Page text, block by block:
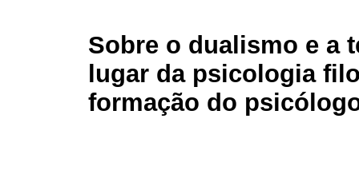
Sobre o dualismo e a
lugar da psicologia
formação do